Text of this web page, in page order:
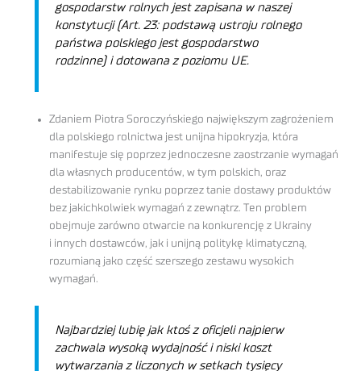
gospodarstw rolnych jest zapisana w naszej
konstytucji (Art. 23: podstawą ustroju rolnego
państwa polskiego jest gospodarstwo
rodzinne) i dotowana z poziomu UE.
Zdaniem Piotra Soroczyńskiego największym zagrożeniem
dla polskiego rolnictwa jest unijna hipokryzja, która
manifestuje się poprzez jednoczesne zaostrzanie wymagań
dla własnych producentów, w tym polskich, oraz
destabilizowanie rynku poprzez tanie dostawy produktów
bez jakichkolwiek wymagań z zewnątrz. Ten problem
obejmuje zarówno otwarcie na konkurencję z Ukrainy
i innych dostawców, jak i unijną politykę klimatyczną,
rozumianą jako część szerszego zestawu wysokich
wymagań.
Najbardziej lubię jak ktoś z oficjeli najpierw
zachwala wysoką wydajność i niski koszt
wytwarzania z liczonych w setkach tysięcy